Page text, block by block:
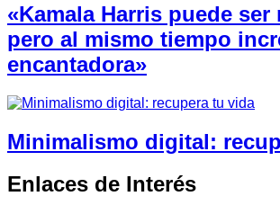
«Kamala Harris puede ser
pero al mismo tiempo
encantadora»
Minimalismo digital:
Enlaces de Interés